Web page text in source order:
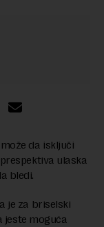
da isključi
ulaska
bledi.
je za briselski
jeste moguća